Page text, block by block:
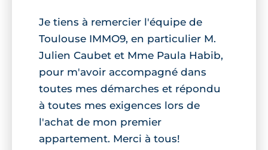
Je tiens à remercier l'équipe de
Toulouse IMMO9, en particulier M.
Julien Caubet et Mme Paula Habib,
pour m'avoir accompagné dans
toutes mes démarches et répondu
à toutes mes exigences lors de
l'achat de mon premier
appartement. Merci à tous!